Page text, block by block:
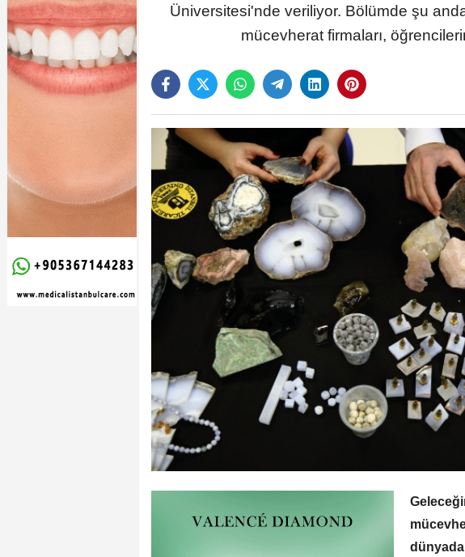
Üniversitesi'nde veriliyor. Bölümde şu
mücevherat firmaları,